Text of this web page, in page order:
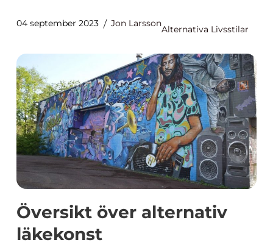
04 september 2023 Jon Larsson
Alternativa Livsstilar
Översikt över alternativ
läkekonst